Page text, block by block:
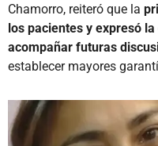
Chamorro, reiteró que la
los pacientes y expresó
acompañar futuras
establecer mayores